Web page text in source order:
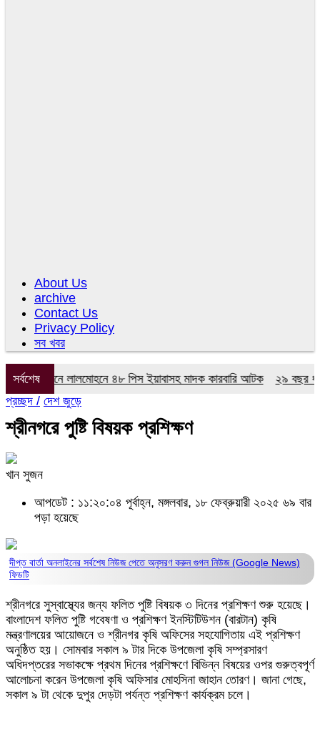
About Us
archive
Contact Us
Privacy Policy
সব খবর
সর্বশেষ
অভিযানে লালমোহনে ৪৮ পিস ইয়াবাসহ মাদক কারবারি আটক
২৯ বছর ধরে
প্রচ্ছদ / দেশ জুড়ে
শ্রীনগরে পুষ্টি বিষয়ক প্রশিক্ষণ
খান সুজন
আপডেট : ১১:২০:০৪ পূর্বাহ্ন, মঙ্গলবার, ১৮ ফেব্রুয়ারী ২০২৫ ৬৯ বার
পড়া হয়েছে
দীপ্ত বার্তা অনলাইনের সর্বশেষ নিউজ পেতে অনুসরণ করুনগুগল নিউজ (Google News)
ফিডটি
শ্রীনগরে সুস্বাস্থ্যের জন্য ফলিত পুষ্টি বিষয়ক ৩ দিনের প্রশিক্ষণ শুরু হয়েছে।
বাংলাদেশ ফলিত পুষ্টি গবেষণা ও প্রশিক্ষণ ইনস্টিটিউশন (বারটান) কৃষি
মন্ত্রণালয়ের আয়োজনে ও শ্রীনগর কৃষি অফিসের সহযোগিতায় এই প্রশিক্ষণ
অনুষ্ঠিত হয়। সোমবার সকাল ৯ টার দিকে উপজেলা কৃষি সম্প্রসারণ
অধিদপ্তরের সভাকক্ষে প্রথম দিনের প্রশিক্ষণে বিভিন্ন বিষয়ের ওপর গুরুত্বপূর্ণ
আলোচনা করেন উপজেলা কৃষি অফিসার মোহসিনা জাহান তোরণ। জানা গেছে,
সকাল ৯ টা থেকে দুপুর দেড়টা পর্যন্ত প্রশিক্ষণ কার্যক্রম চলে।